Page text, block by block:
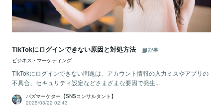
TikTokにログインできない原因と対処方法
記事
ビジネス・マーケティング
TikTokにログインできない問題は、アカウント情報の入力ミスやアプリの
不具合、セキュリティ設定などさまざまな要因で発生...
バズマーケター【SNSコンサルタント】
2025/03/22 02:43